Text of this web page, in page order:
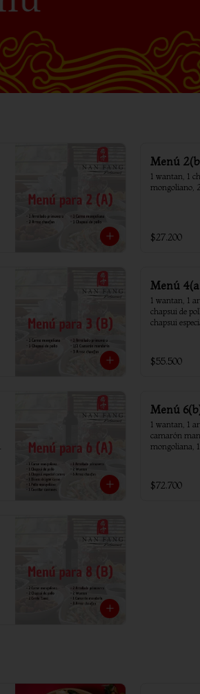
Menú
1 wantan, 1
mongoliano,
$27.200
Menú
1 wantan, 1
chapsui de
chapsui
$55.500
Menú
1 wantan, 1
camarón
mongoliana, 1
$72.700